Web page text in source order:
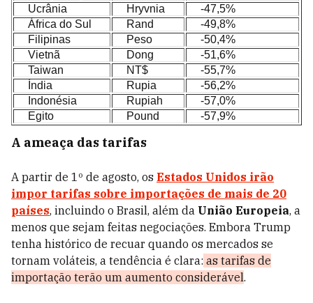
Ucrânia
Hryvnia
-47,5%
África do Sul
Rand
-49,8%
Filipinas
Peso
-50,4%
Vietnã
Dong
-51,6%
Taiwan
NT$
-55,7%
Índia
Rupia
-56,2%
Indonésia
Rupiah
-57,0%
Egito
Pound -57,9%
A ameaça das tarifas
A partir de 1º de agosto, os Estados Unidos irão
impor tarifas sobre importações de mais de 20
países, incluindo o Brasil, além da União Europeia, a
menos que sejam feitas negociações. Embora Trump
tenha histórico de recuar quando os mercados se
tornam voláteis, a tendência é clara: as tarifas de
importação terão um aumento considerável.